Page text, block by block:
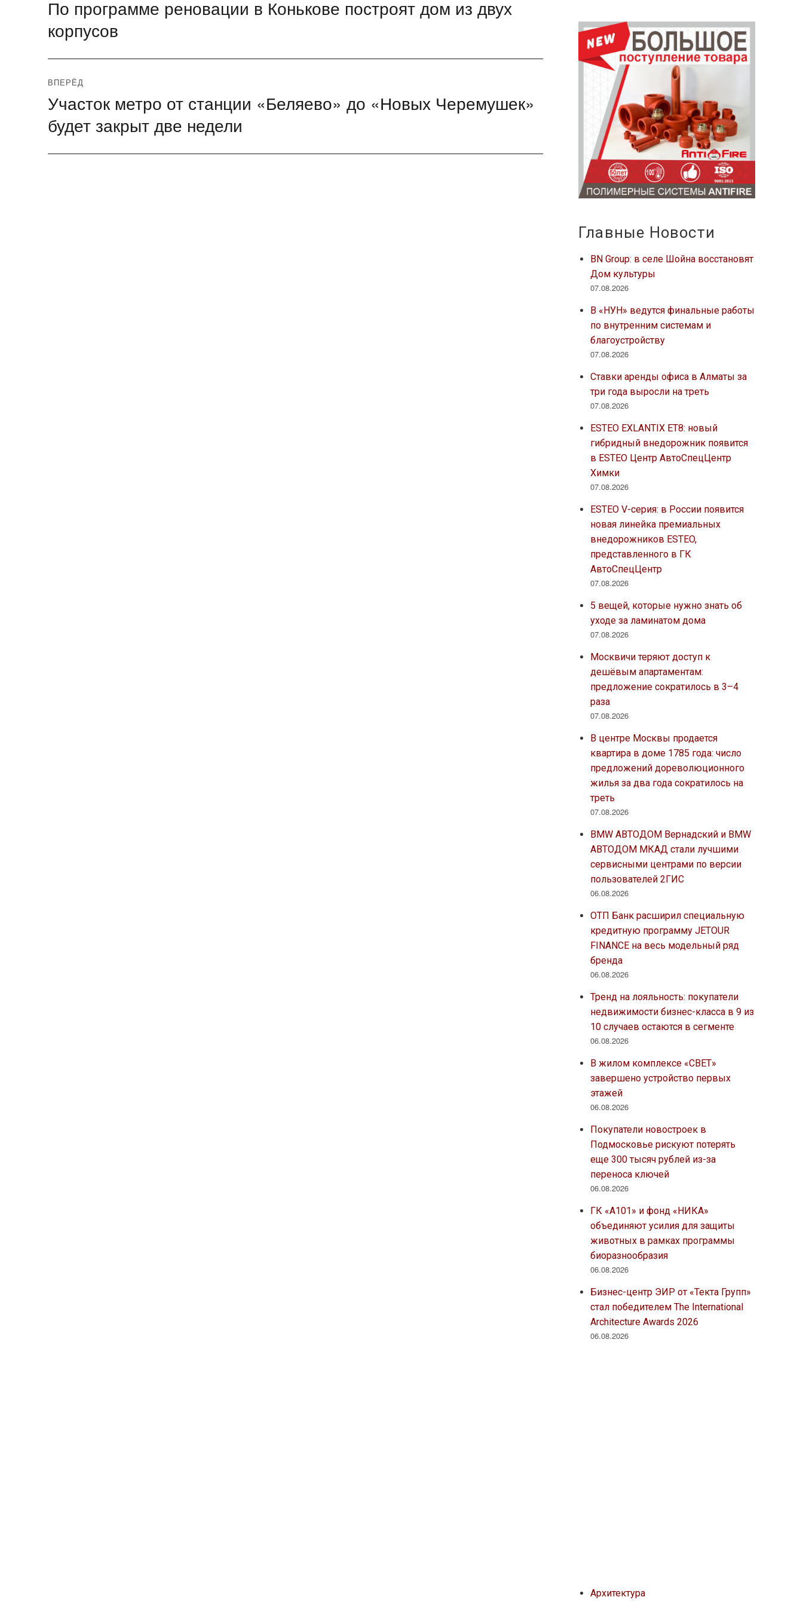
по
записям
Предыдущая
По программе реновации в Конькове построят дом из двух
корпусов
ВПЕРЁД
Следующая
запись:
Участок метро от станции «Беляево» до «Новых Черемушек»
будет закрыт две недели
Главные Новости
BN Group: в селе Шойна восстановят
Дом культуры
07.08.2026
В «НУН» ведутся финальные работы
по внутренним системам и
благоустройству
07.08.2026
Ставки аренды офиса в Алматы за
три года выросли на треть
07.08.2026
ESTEO EXLANTIX ET8: новый
гибридный внедорожник появится
в ESTEO Центр АвтоСпецЦентр
Химки
07.08.2026
ESTEO V-серия: в России появится
новая линейка премиальных
внедорожников ESTEO,
представленного в ГК
АвтоСпецЦентр
07.08.2026
5 вещей, которые нужно знать об
уходе за ламинатом дома
07.08.2026
Москвичи теряют доступ к
дешёвым апартаментам:
предложение сократилось в 3–4
раза
07.08.2026
В центре Москвы продается
квартира в доме 1785 года: число
предложений дореволюционного
жилья за два года сократилось на
треть
07.08.2026
BMW АВТОДОМ Вернадский и BMW
АВТОДОМ МКАД стали лучшими
сервисными центрами по версии
пользователей 2ГИС
06.08.2026
ОТП Банк расширил специальную
кредитную программу JETOUR
FINANCE на весь модельный ряд
бренда
06.08.2026
Тренд на лояльность: покупатели
недвижимости бизнес-класса в 9 из
10 случаев остаются в сегменте
06.08.2026
В жилом комплексе «СВЕТ»
завершено устройство первых
этажей
06.08.2026
Покупатели новостроек в
Подмосковье рискуют потерять
еще 300 тысяч рублей из-за
переноса ключей
06.08.2026
ГК «А101» и фонд «НИКА»
объединяют усилия для защиты
животных в рамках программы
биоразнообразия
06.08.2026
Бизнес-центр ЭИР от «Текта Групп»
стал победителем The International
Architecture Awards 2026
06.08.2026
Архитектура